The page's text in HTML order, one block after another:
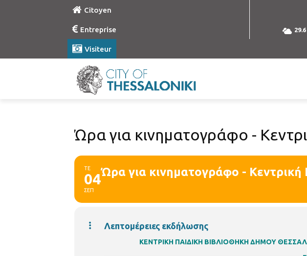
Citoyen
Entreprise
Visiteur
29.6
Ώρα για κινηματογράφο -
ΤΕ
04
ΣΕΠ
Ώρα για κινηματογράφο - Κεντρική
Λεπτομέρειες εκδήλωσης
ΚΕΝΤΡΙΚΗ ΠΑΙΔΙΚΗ ΒΙΒΛΙΟΘΗΚΗ ΔΗΜΟΥ